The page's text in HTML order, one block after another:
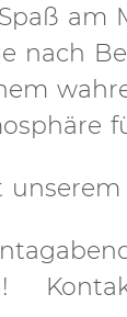
am
nach